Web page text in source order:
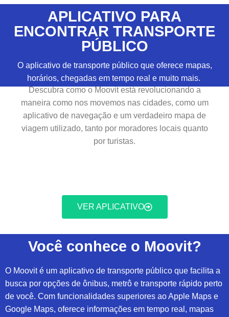
APLICATIVO PARA
ENCONTRAR TRANSPORTE
PÚBLICO
O aplicativo de transporte público que oferece mapas,
horários, chegadas em tempo real e muito mais.
Descubra como o Moovit está revolucionando a
maneira como nos movemos nas cidades, como um
aplicativo de navegação e um verdadeiro mapa de
viagem utilizado, tanto por moradores locais quanto
por turistas.
VER APLICATIVO
Você conhece o Moovit?
O Moovit é um aplicativo de transporte público que facilita a
busca por opções de ônibus, metrô e transporte rápido perto
de você. Com funcionalidades superiores ao Apple Maps e
Google Maps, oferece informações em tempo real, mapas